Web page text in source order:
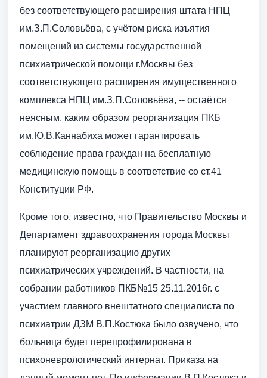
без соответствующего расширения штата НПЦ
им.З.П.Соловьёва, с учётом риска изъятия
помещений из системы государственной
психиатрической помощи г.Москвы без
соответствующего расширения имущественного
комплекса НПЦ им.З.П.Соловьёва, -- остаётся
неясным, каким образом реорганизация ПКБ
им.Ю.В.Каннабиха может гарантировать
соблюдение права граждан на бесплатную
медицинскую помощь в соответствие со ст.41
Конституции РФ.
Кроме того, известно, что Правительство Москвы и
Департамент здравоохранения города Москвы
планируют реорганизацию других
психиатрических учреждений. В частности, на
собрании работников ПКБ№15 25.11.2016г. с
участием главного внештатного специалиста по
психиатрии ДЗМ В.П.Костюка было озвучено, что
больница будет перепрофилирована в
психоневрологический интернат. Приказа на